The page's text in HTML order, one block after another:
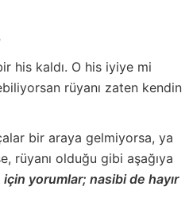
his kaldı. O his iyiye mi
rüyanı zaten kendin
bir araya gelmiyorsa, ya
rüyanı olduğu gibi aşağıya
yorumlar; nasibi de hayır